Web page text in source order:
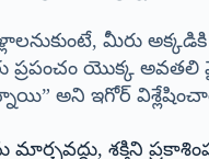
మీరు
ప్రపంచం యొక్క
అని ఇగోర్
శక్తిని